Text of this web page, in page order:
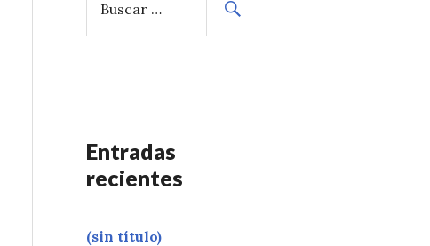
s
Entradas
recientes
(sin título)